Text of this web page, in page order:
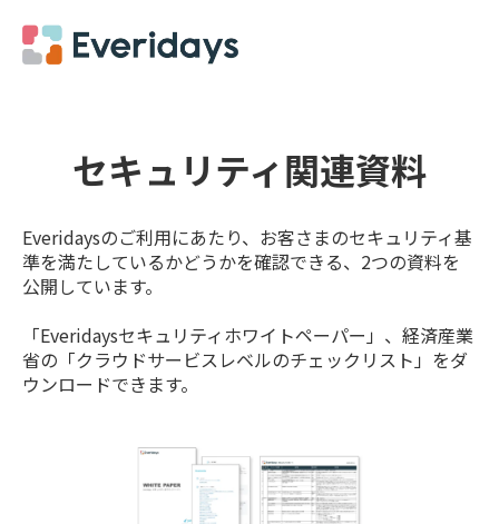
セキュリティ関連資料
Everidaysのご利用にあたり、お客さまのセキュリティ基
準を満たしているかどうかを確認できる、2つの資料を
公開しています。
「Everidaysセキュリティホワイトペーパー」、経済産業
省の「クラウドサービスレベルのチェックリスト」をダ
ウンロードできます。